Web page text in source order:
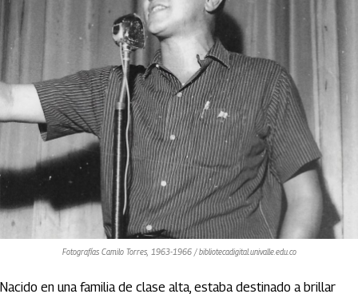
Fotografías Camilo Torres, 1963-1966 / bibliotecadigital.univalle.edu.co
Nacido en una familia de clase alta, estaba destinado a brillar